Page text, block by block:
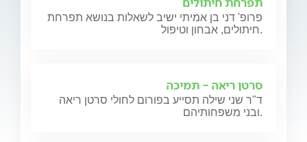
פרופ' דני בן אמיתי ישיב לשאלות בנושא תפרחת
חיתולים, אבחון וטיפול.
סרטן ריאה - תמיכה
ד"ר שני שילה תסייע בפורום לחולי סרטן ריאה
ובני משפחותיהם.